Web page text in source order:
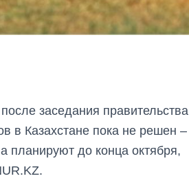
заседания правительства
в Казахстане пока не решен –
планируют до конца октября,